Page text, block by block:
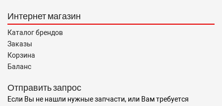
Интернет магазин
Каталог брендов
Заказы
Корзина
Баланс
Отправить запрос
Если Вы не нашли нужные запчасти, или Вам требуется